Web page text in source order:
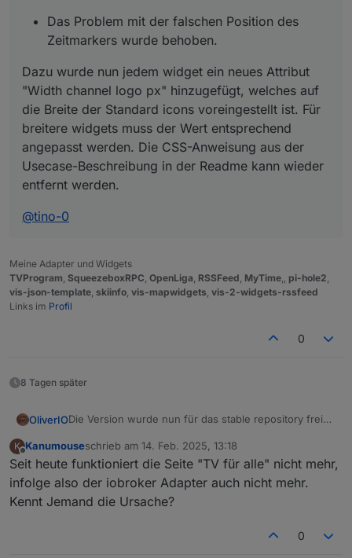
Das Problem mit der falschen Position des
Zeitmarkers wurde behoben.
Dazu wurde nun jedem widget ein neues Attribut
"Width channel logo px" hinzugefügt, welches auf
die Breite der Standard icons voreingestellt ist. Für
breitere widgets muss der Wert entsprechend
angepasst werden. Die CSS-Anweisung aus der
Usecase-Beschreibung in der Readme kann wieder
entfernt werden.
@tino-0
Meine Adapter und Widgets
TVProgram, SqueezeboxRPC, OpenLiga, RSSFeed, MyTime,, pi-hole2,
vis-json-template, skiinfo, vis-mapwidgets, vis-2-widgets-rssfeed
Links im Profil
0
8 Tagen später
OliverIODie Version wurde nun für das stable repository frei
@oliveriosagte in Test Adapter tvprogram
K
Offline
Kanumouseschrieb am 14. Feb. 2025, 13:18
zuletzt editiert von
Seit heute funktioniert die Seite "TV für alle" nicht mehr,
infolge also der iobroker Adapter auch nicht mehr.
Kennt Jemand die Ursache?
0